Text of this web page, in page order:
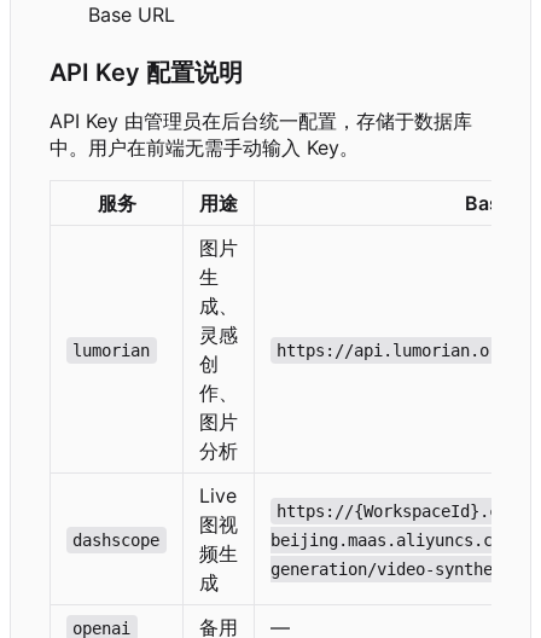
Base URL
API Key 配置说明
API Key 由管理员在后台统一配置，存储于数据库
中。用户在前端无需手动输入 Key。
服务 用途 Base
lumorian
图片
生
成、
灵感
创
作、
图片
分析
https://api.lumorian.org
dashscope
Live
图视
频生
成
https://{WorkspaceId}.cn-
beijing.maas.aliyuncs.com/
generation/video-synthesis
openai 备用 —